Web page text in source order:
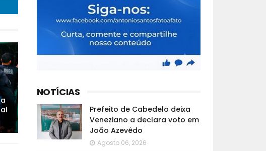
NOTÍCIAS
Prefeito de Cabedelo deixa
Veneziano a declara voto em
João Azevêdo
Agosto 06, 2026